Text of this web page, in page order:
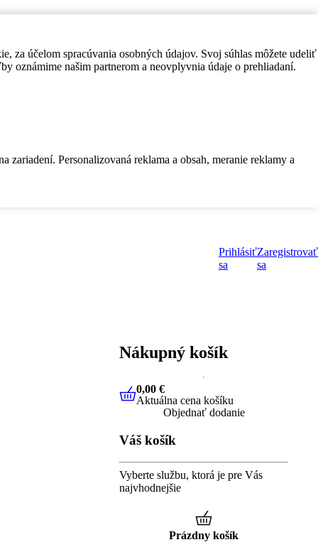
za účelom spracúvania osobných údajov. Svoj súhlas môžete udeliť
oznámime našim partnerom a neovplyvnia údaje o prehliadaní.
Personalizovaná reklama a obsah, meranie reklamy a
Prihlásiť
sa
Zaregistrovať
sa
Nákupný košík
0,00 €Aktuálna cena košíku
0,00 €
Aktuálna cena košíku
Objednať dodanie
Váš košík
Vyberte službu, ktorá je pre Vás
najvhodnejšie
Prázdny košík